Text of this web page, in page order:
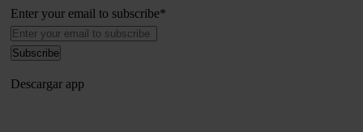
Enter your email to subscribe*
Descargar app